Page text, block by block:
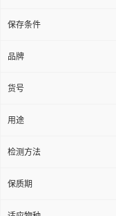
保存条件
品牌
货号
用途
检测方法
保质期